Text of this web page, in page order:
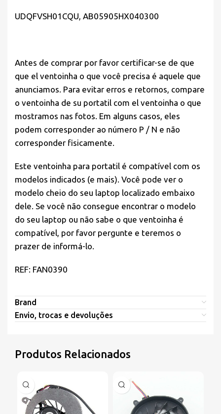
UDQFVSH01CQU, AB05905HX040300
Antes de comprar por favor certificar-se de que
que el ventoinha o que você precisa é aquele que
anunciamos. Para evitar erros e retornos, compare
o ventoinha de su portatil com el ventoinha o que
mostramos nas fotos. Em alguns casos, eles
podem corresponder ao número P / N e não
corresponder fisicamente.
Este ventoinha para portatil é compatível com os
modelos indicados (e mais). Você pode ver o
modelo cheio do seu laptop localizado embaixo
dele. Se você não consegue encontrar o modelo
do seu laptop ou não sabe o que ventoinha é
compatível, por favor pergunte e teremos o
prazer de informá-lo.
REF: FAN0390
Brand
Envio, trocas e devoluções
Produtos Relacionados